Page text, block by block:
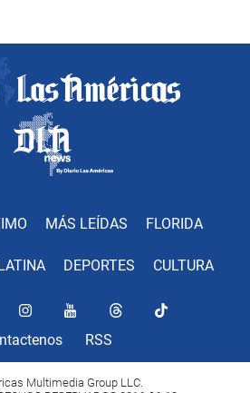
MÁS LEÍDAS FLORIDA
DEPORTES CULTURA
RSS
Multimedia Group LLC.